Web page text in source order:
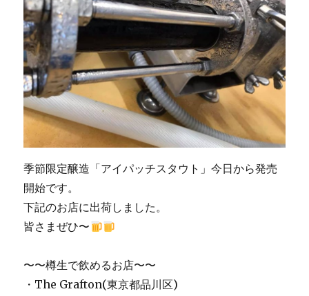
季節限定醸造「アイパッチスタウト」今日から発売
開始です。
下記のお店に出荷しました。
皆さまぜひ〜
〜〜樽生で飲めるお店〜〜
・The Grafton(東京都品川区)